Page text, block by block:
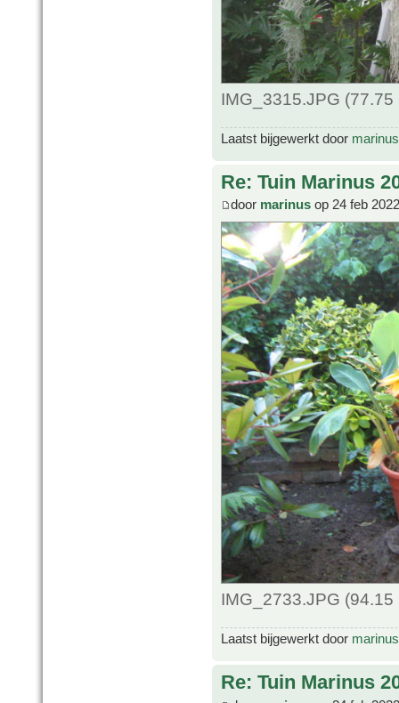
IMG_3315.JPG
Laatst bijgewerkt door marinus
Re: Tuin Marinus
door marinus op 24 feb
IMG_2733.JPG
Laatst bijgewerkt door marinus
Re: Tuin Marinus